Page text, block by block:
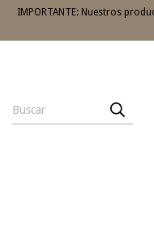
IMPORTANTE: Nuestros